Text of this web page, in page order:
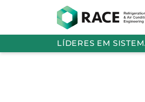
LÍDERES EM